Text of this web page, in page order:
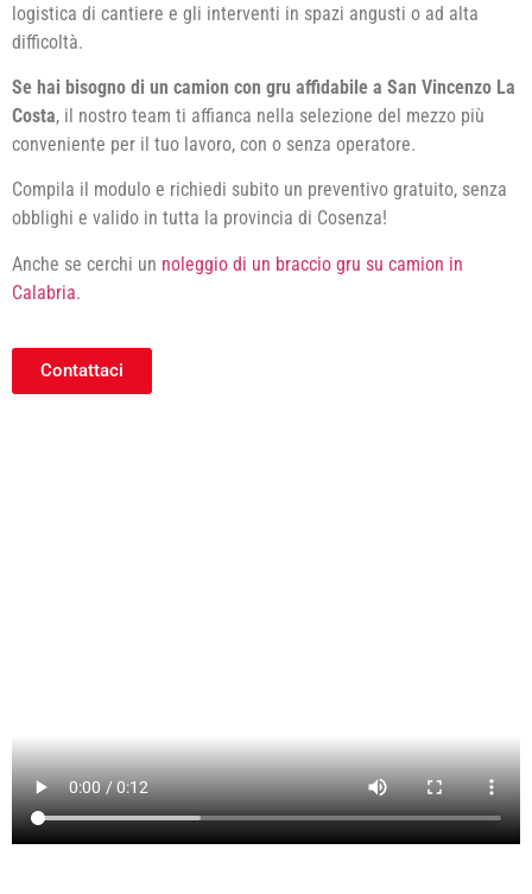
logistica di cantiere e gli interventi in spazi angusti o ad alta
difficoltà.
Se hai bisogno di un camion con gru affidabile a San Vincenzo La
Costa, il nostro team ti affianca nella selezione del mezzo più
conveniente per il tuo lavoro, con o senza operatore.
Compila il modulo e richiedi subito un preventivo gratuito, senza
obblighi e valido in tutta la provincia di Cosenza!
Anche se cerchi un noleggio di un braccio gru su camion in
Calabria.
Contattaci